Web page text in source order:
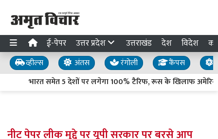
ई-पेपर उत्तर प्रदेश उत्तराखंड देश विदेश
व्हील्स अंतस रंगोली कैंपस
भारत समेत 5 देशों पर लगेगा 100% टैरिफ, रूस के खिलाफ
नीट पेपर लीक मुद्दे पर यूपी सरकार पर बरसे आप